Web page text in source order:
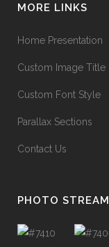
MORE LINKS
Home Presentation
Custom Image Title
Custom Font Style
Parallax Sections
Contact Us
PHOTO STREAM